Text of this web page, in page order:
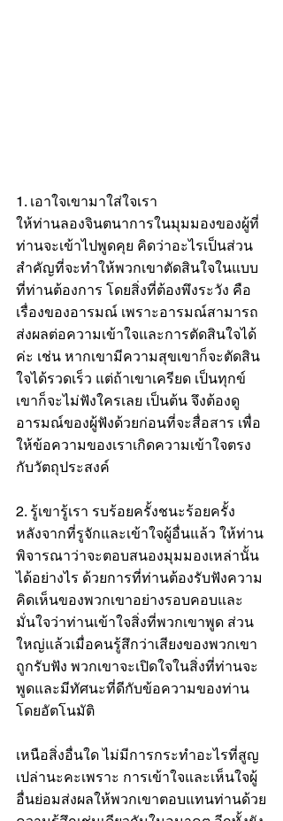
1. เอาใจเขามาใส่ใจเรา
ให้ท่านลองจินตนาการในมุมมองของผู้ที่
ท่านจะเข้าไปพูดคุย คิดว่าอะไรเป็นส่วน
สำคัญที่จะทำให้พวกเขาตัดสินใจในแบบ
ที่ท่านต้องการ โดยสิ่งที่ต้องพึงระวัง คือ
เรื่องของอารมณ์ เพราะอารมณ์สามารถ
ส่งผลต่อความเข้าใจและการตัดสินใจได้
ค่ะ เช่น หากเขามีความสุขเขาก็จะตัดสิน
ใจได้รวดเร็ว แต่ถ้าเขาเครียด เป็นทุกข์
เขาก็จะไม่ฟังใครเลย เป็นต้น จึงต้องดู
อารมณ์ของผู้ฟังด้วยก่อนที่จะสื่อสาร เพื่อ
ให้ข้อความของเราเกิดความเข้าใจตรง
กับวัตถุประสงค์
2. รู้เขารู้เรา รบร้อยครั้งชนะร้อยครั้ง
หลังจากที่รูจักและเข้าใจผู้อื่นแล้ว ให้ท่าน
พิจารณาว่าจะตอบสนองมุมมองเหล่านั้น
ได้อย่างไร ด้วยการที่ท่านต้องรับฟังความ
คิดเห็นของพวกเขาอย่างรอบคอบและ
มั่นใจว่าท่านเข้าใจสิ่งที่พวกเขาพูด ส่วน
ใหญ่แล้วเมื่อคนรู้สึกว่าเสียงของพวกเขา
ถูกรับฟัง พวกเขาจะเปิดใจในสิ่งที่ท่านจะ
พูดและมีทัศนะที่ดีกับข้อความของท่าน
โดยอัตโนมัติ
เหนือสิ่งอื่นใด ไม่มีการกระทำอะไรที่สูญ
เปล่านะคะเพราะ การเข้าใจและเห็นใจผู้
อื่นย่อมส่งผลให้พวกเขาตอบแทนท่านด้วย